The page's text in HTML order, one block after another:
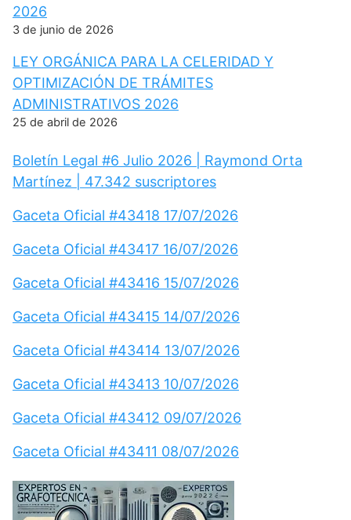
2026
3 de junio de 2026
LEY ORGÁNICA PARA LA CELERIDAD Y
OPTIMIZACIÓN DE TRÁMITES
ADMINISTRATIVOS 2026
25 de abril de 2026
Boletín Legal #6 Julio 2026 | Raymond Orta
Martínez | 47.342 suscriptores
Gaceta Oficial #43418 17/07/2026
Gaceta Oficial #43417 16/07/2026
Gaceta Oficial #43416 15/07/2026
Gaceta Oficial #43415 14/07/2026
Gaceta Oficial #43414 13/07/2026
Gaceta Oficial #43413 10/07/2026
Gaceta Oficial #43412 09/07/2026
Gaceta Oficial #43411 08/07/2026